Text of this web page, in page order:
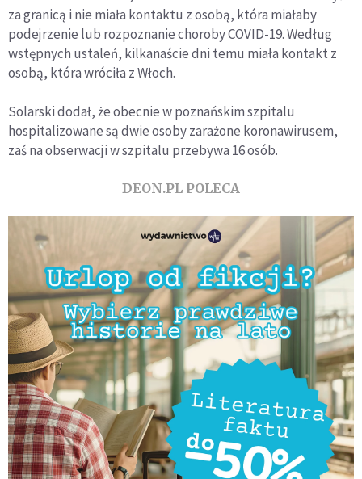
za granicą i nie miała kontaktu z osobą, która miałaby
podejrzenie lub rozpoznanie choroby COVID-19. Według
wstępnych ustaleń, kilkanaście dni temu miała kontakt z
osobą, która wróciła z Włoch.
Solarski dodał, że obecnie w poznańskim szpitalu
hospitalizowane są dwie osoby zarażone koronawirusem,
zaś na obserwacji w szpitalu przebywa 16 osób.
DEON.PL POLECA